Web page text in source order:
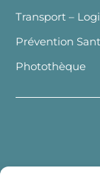
Transport –
Prévention
Photothèque